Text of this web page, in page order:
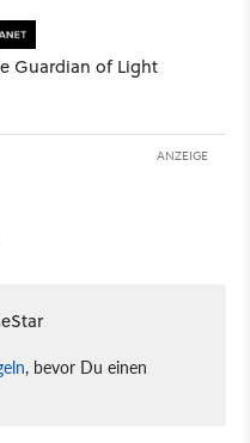
Guardian of Light
ANZEIGE
, bevor Du einen